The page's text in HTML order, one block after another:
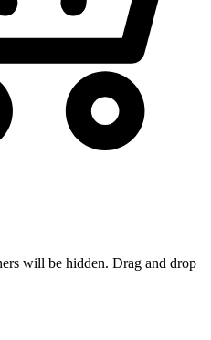
will be hidden. Drag and drop